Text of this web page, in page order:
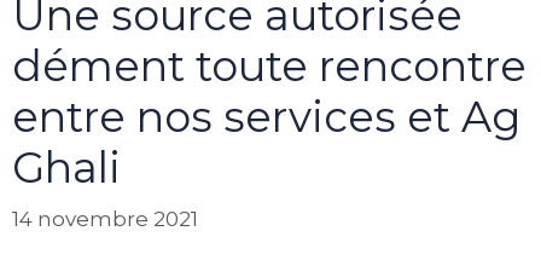
Une source autorisée
dément toute rencontre
entre nos services et Ag
Ghali
14 novembre 2021